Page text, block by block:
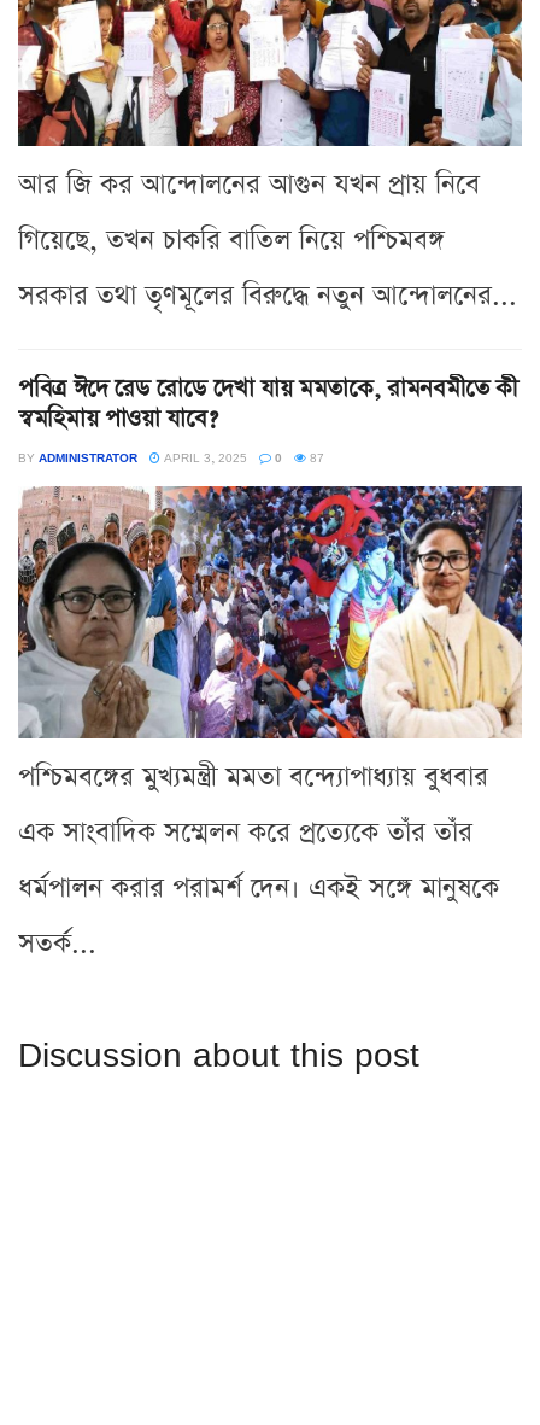
আর জি কর আন্দোলনের আগুন যখন প্রায় নিবে
গিয়েছে, তখন চাকরি বাতিল নিয়ে পশ্চিমবঙ্গ
সরকার তথা তৃণমূলের বিরুদ্ধে নতুন আন্দোলনের...
পবিত্র ঈদে রেড রোডে দেখা যায় মমতাকে, রামনবমীতে কী
স্বমহিমায় পাওয়া যাবে?
BY ADMINISTRATOR APRIL 3, 2025 0 87
পশ্চিমবঙ্গের মুখ্যমন্ত্রী মমতা বন্দ্যোপাধ্যায় বুধবার
এক সাংবাদিক সম্মেলন করে প্রত্যেকে তাঁর তাঁর
ধর্মপালন করার পরামর্শ দেন। একই সঙ্গে মানুষকে
সতর্ক...
Discussion about this post